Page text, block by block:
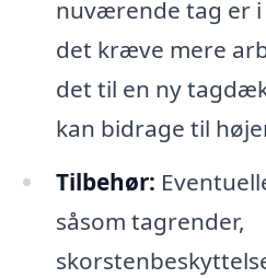
nuværende tag er
det kræve mere
det til en ny
kan bidrage til
Tilbehør:
såsom tagrender,